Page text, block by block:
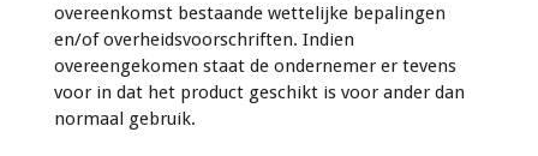
overeenkomst bestaande wettelijke bepalingen
en/of overheidsvoorschriften. Indien
overeengekomen staat de ondernemer er tevens
voor in dat het product geschikt is voor ander dan
normaal gebruik.